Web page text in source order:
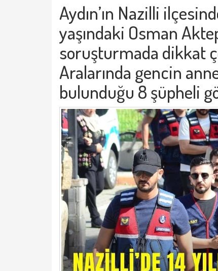
Aydın’ın Nazilli
yaşındaki Osman
soruşturmada dikkat
Aralarında gencin
bulunduğu 8 şüpheli